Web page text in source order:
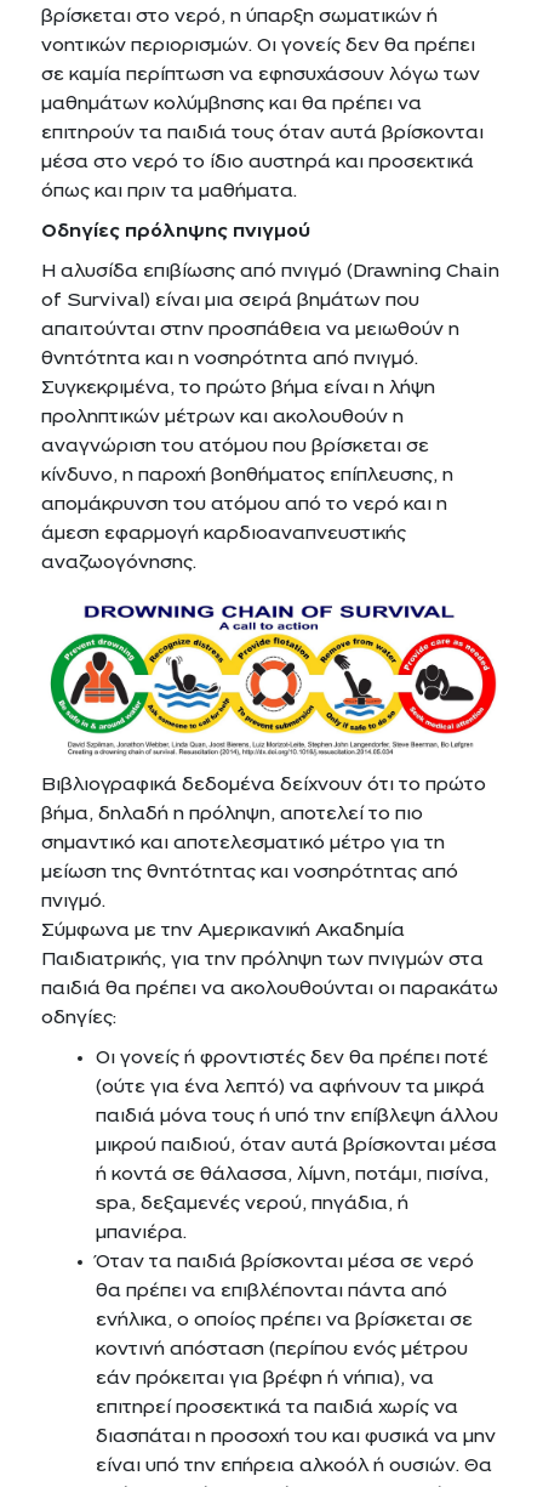
βρίσκεται στο νερό, η ύπαρξη σωματικών ή
νοητικών περιορισμών. Οι γονείς δεν θα πρέπει
σε καμία περίπτωση να εφησυχάσουν λόγω των
μαθημάτων κολύμβησης και θα πρέπει να
επιτηρούν τα παιδιά τους όταν αυτά βρίσκονται
μέσα στο νερό το ίδιο αυστηρά και προσεκτικά
όπως και πριν τα μαθήματα.
Οδηγίες πρόληψης πνιγμού
Η αλυσίδα επιβίωσης από πνιγμό (Drawning Chain
of Survival) είναι μια σειρά βημάτων που
απαιτούνται στην προσπάθεια να μειωθούν η
θνητότητα και η νοσηρότητα από πνιγμό.
Συγκεκριμένα, το πρώτο βήμα είναι η λήψη
προληπτικών μέτρων και ακολουθούν η
αναγνώριση του ατόμου που βρίσκεται σε
κίνδυνο, η παροχή βοηθήματος επίπλευσης, η
απομάκρυνση του ατόμου από το νερό και η
άμεση εφαρμογή καρδιοαναπνευστικής
αναζωογόνησης.
Βιβλιογραφικά δεδομένα δείχνουν ότι το πρώτο
βήμα, δηλαδή η πρόληψη, αποτελεί το πιο
σημαντικό και αποτελεσματικό μέτρο για τη
μείωση της θνητότητας και νοσηρότητας από
πνιγμό.
Σύμφωνα με την Αμερικανική Ακαδημία
Παιδιατρικής, για την πρόληψη των πνιγμών στα
παιδιά θα πρέπει να ακολουθούνται οι παρακάτω
οδηγίες:
Οι γονείς ή φροντιστές δεν θα πρέπει ποτέ
(ούτε για ένα λεπτό) να αφήνουν τα μικρά
παιδιά μόνα τους ή υπό την επίβλεψη άλλου
μικρού παιδιού, όταν αυτά βρίσκονται μέσα
ή κοντά σε θάλασσα, λίμνη, ποτάμι, πισίνα,
spa, δεξαμενές νερού, πηγάδια, ή
μπανιέρα.
Όταν τα παιδιά βρίσκονται μέσα σε νερό
θα πρέπει να επιβλέπονται πάντα από
ενήλικα, ο οποίος πρέπει να βρίσκεται σε
κοντινή απόσταση (περίπου ενός μέτρου
εάν πρόκειται για βρέφη ή νήπια), να
επιτηρεί προσεκτικά τα παιδιά χωρίς να
διασπάται η προσοχή του και φυσικά να μην
είναι υπό την επήρεια αλκοόλ ή ουσιών. Θα